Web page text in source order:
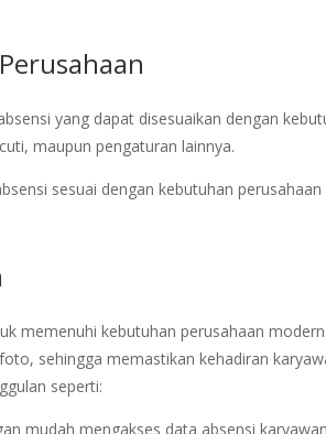
yang dapat disesuaikan dengan
maupun pengaturan lainnya.
sesuai dengan kebutuhan perusahaan
memenuhi kebutuhan perusahaan
sehingga memastikan kehadiran
seperti:
mudah mengakses data absensi